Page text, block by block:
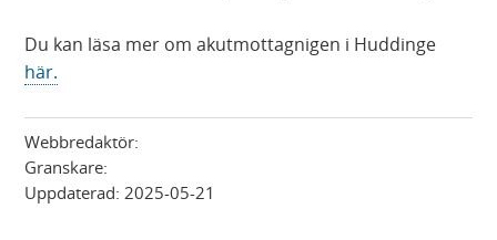
Du kan läsa mer om akutmottagnigen i Huddinge
här.
Webbredaktör:
Granskare:
Uppdaterad:2025-05-21